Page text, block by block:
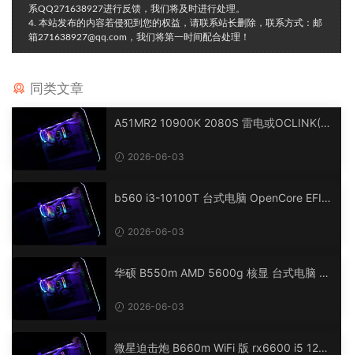
系QQ271638927进行反馈，我们将及时进行处理。
4. 本站发布的内容若侵犯到您的权益，请联系站长删除，联系方式：邮
箱271638927@qq.com，我们将第一时间配合处理！
同类文章
A51MR2 10900K 2080S 雷电或OCLINK(R
macOS Hackintosh
2026-06-03
b560 i3-10100T 台式电脑 OpenCore EFI
2026-06-03
华硕 B550m AMD 5600g 核显 台式电脑 O
2026-06-03
微星迫击炮 B660m WiFi 版 rx6600 i5 1240